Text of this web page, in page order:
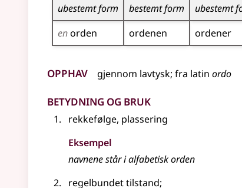
ubestemt form
bestemt form ubestemt
enorden ordenen ordener
Opphav gjennom lavtysk; fra latin ordo
Betydning og bruk
rekkefølge, plassering
Eksempel
navnene står i alfabetiskorden
regelbundet tilstand;